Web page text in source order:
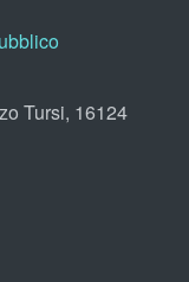
Tursi, 16124